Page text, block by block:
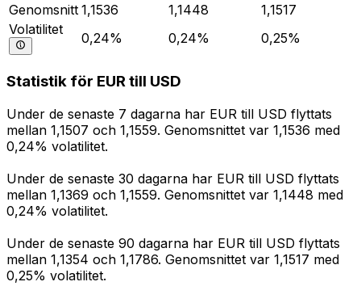
Genomsnitt 1,1536 1,1448
1,1517
Volatilitet
0,24% 0,24% 0,25%
Statistik för EUR till USD
Under de senaste 7 dagarna har EUR till USD flyttats
mellan 1,1507 och 1,1559. Genomsnittet var 1,1536 med
0,24% volatilitet.
Under de senaste 30 dagarna har EUR till USD flyttats
mellan 1,1369 och 1,1559. Genomsnittet var 1,1448 med
0,24% volatilitet.
Under de senaste 90 dagarna har EUR till USD flyttats
mellan 1,1354 och 1,1786. Genomsnittet var 1,1517 med
0,25% volatilitet.